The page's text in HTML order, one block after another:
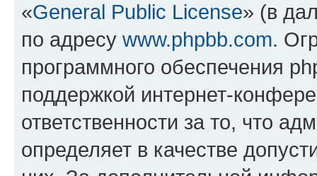
«General Public License» (в
по адресу www.phpbb.com.
программного обеспечения
поддержкой интернет-
ответственности за то, что
определяет в качестве